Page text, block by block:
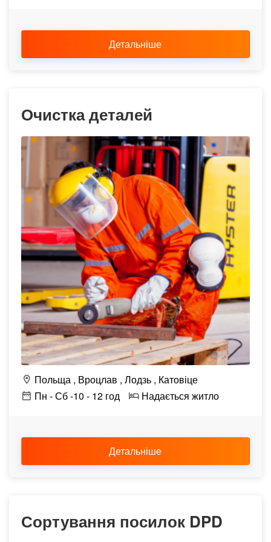
Детальніше
Очистка деталей
Польща Вроцлав Лодзь Катовіце
Пн - Сб -10 - 12 год
Надається житло
Детальніше
Сортування посилок DPD